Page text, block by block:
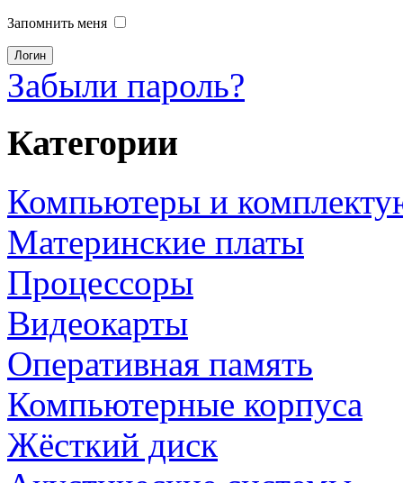
Запомнить меня
Забыли пароль?
Категории
Компьютеры и
Материнские платы
Процессоры
Видеокарты
Оперативная память
Компьютерные корпуса
Жёсткий диск